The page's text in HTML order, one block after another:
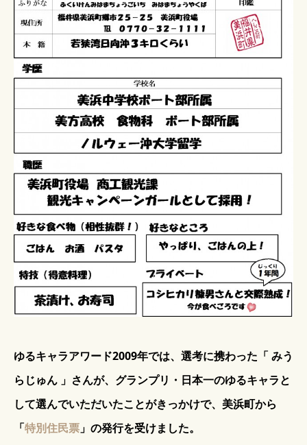
ゆるキャラアワード2009年では、選考に携わった「 みう
らじゅん 」さんが、グランプリ・日本一のゆるキャラと
して選んでいただいたことがきっかけで、美浜町から
「特別住民票 」の発行を受けました。